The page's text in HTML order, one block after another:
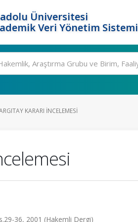
Üniversitesi
Veri Yönetim Sistemi
KARARI İNCELEMESI
36, 2001 (Hakemli Dergi)